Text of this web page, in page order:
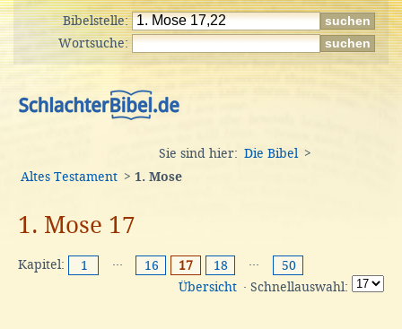
Bibelstelle:
Wortsuche:
Sie sind hier: Die Bibel
>
Altes Testament > 1. Mose
1. Mose 17
Kapitel: 1 ··· 16 17 18 ···
50
Übersicht · Schnellauswahl: